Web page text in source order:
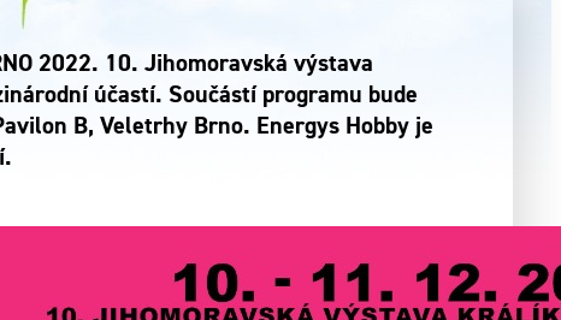
2022. 10. Jihomoravská výstava
účastí. Součástí programu bude
B, Veletrhy Brno. Energys Hobby je